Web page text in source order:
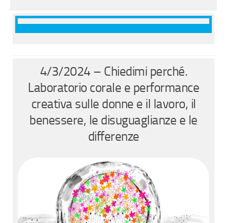
4/3/2024 – Chiedimi perché.
Laboratorio corale e performance
creativa sulle donne e il lavoro, il
benessere, le disuguaglianze e le
differenze